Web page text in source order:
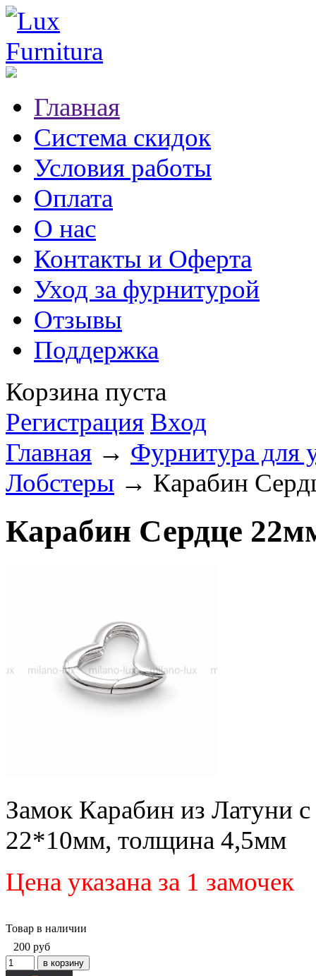
Главная
Система скидок
Условия работы
Оплата
О нас
Контакты и Оферта
Уход за фурнитурой
Отзывы
Поддержка
Корзина пуста
Регистрация Вход
Главная → Фурнитура для
Лобстеры → Карабин
Карабин Сердце
Замок Карабин из Латуни
22*10мм, толщина 4,5мм
Цена указана за 1 замочек
Товар в наличии
200 руб